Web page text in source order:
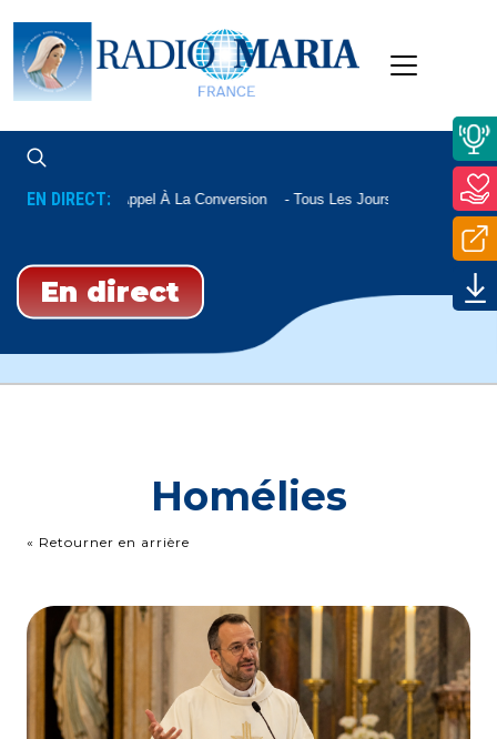
EN DIRECT: Appel À La Conversion Tous Les Jours À 22h20
En direct
Homélies
« Retourner en arrière